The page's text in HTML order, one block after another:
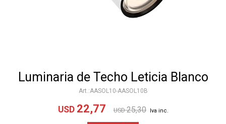
Luminaria de Techo Leticia Blanco
AASOL10-AASOL10B
USD 22,77 USD 25,30